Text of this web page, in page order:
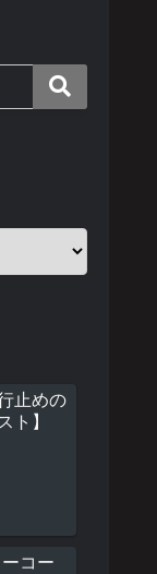
止めの
ト】
ーコー